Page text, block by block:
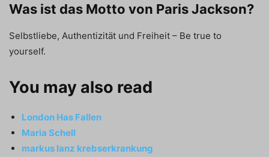
Was ist das Motto von Paris Jackson?
Selbstliebe, Authentizität und Freiheit – Be true to
yourself.
You may also read
London Has Fallen
Maria Schell
markus lanz krebserkrankung